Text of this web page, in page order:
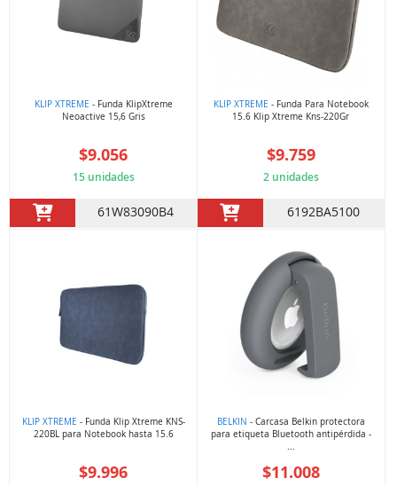
KLIP XTREME - Funda KlipXtreme
Neoactive 15,6 Gris
$9.056
15 unidades
61W83090B4
KLIP XTREME - Funda Para Notebook
15.6 Klip Xtreme Kns-220Gr
$9.759
2 unidades
6192BA5100
KLIP XTREME - Funda Klip Xtreme KNS-
220BL para Notebook hasta 15.6
$9.996
BELKIN - Carcasa Belkin protectora
para etiqueta Bluetooth antipérdida -
...
$11.008